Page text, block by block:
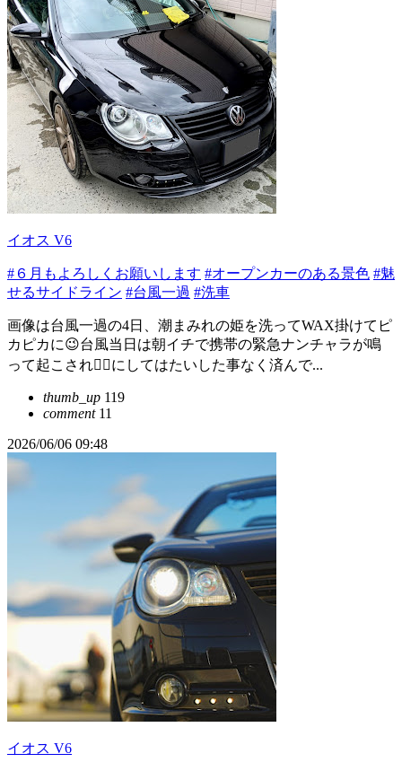
イオス V6
#６月もよろしくお願いします #オープンカーのある景色 #魅
せるサイドライン #台風一過 #洗車
画像は台風一過の4日、潮まみれの姫を洗ってWAX掛けてピ
カピカに😉台風当日は朝イチで携帯の緊急ナンチャラが鳴
って起こされ😵‍💫にしてはたいした事なく済んで...
thumb_up 119
comment11
2026/06/06 09:48
イオス V6